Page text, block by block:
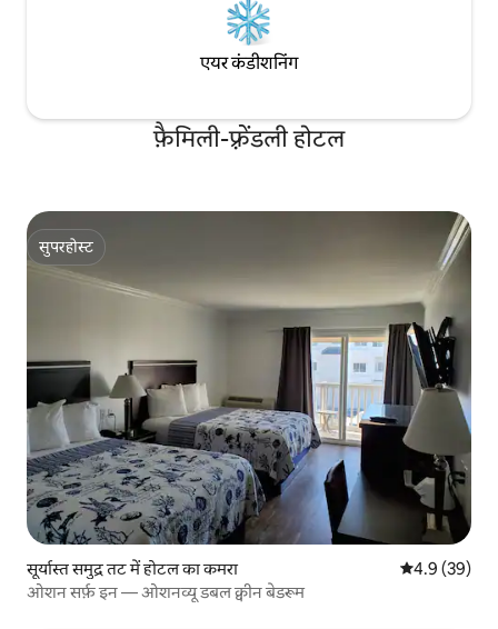
एयर कंडीशनिंग
फ़ैमिली-फ़्रेंडली होटल
सुपरहोस्ट
सुपरहोस्ट
सूर्यास्त समुद्र तट में होटल का कमरा औसत रेटिंग 5 में
4.9 (39)
ओशन सर्फ़ इन — ओशनव्यू डबल क्वीन बेडरूम